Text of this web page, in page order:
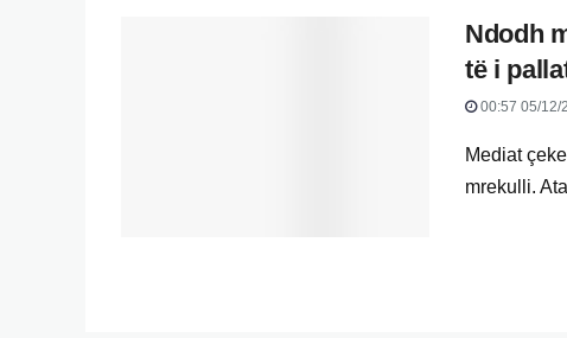
Ndodh
të i
00:57 05/12/
Mediat
mrekulli.